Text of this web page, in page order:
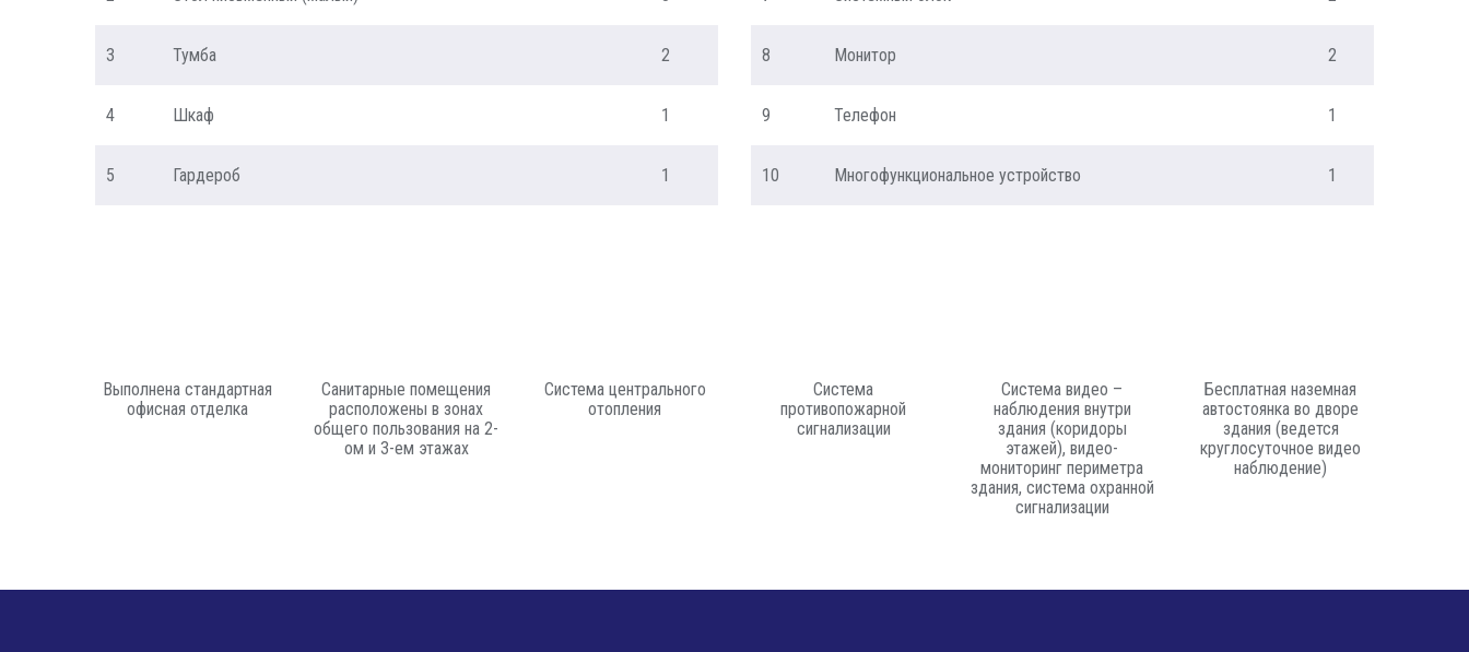
3 Тумба 2
4 Шкаф 1
5 Гардероб 1
8 Монитор 2
9 Телефон 1
10 Многофункциональное устройство 1
Выполнена стандартная
офисная отделка
Санитарные помещения
расположены в зонах
общего пользования на 2-
ом и 3-ем этажах
Система центрального
отопления
Система
противопожарной
сигнализации
Система видео –
наблюдения внутри
здания (коридоры
этажей), видео-
мониторинг периметра
здания, система охранной
сигнализации
Бесплатная наземная
автостоянка во дворе
здания (ведется
круглосуточное видео
наблюдение)